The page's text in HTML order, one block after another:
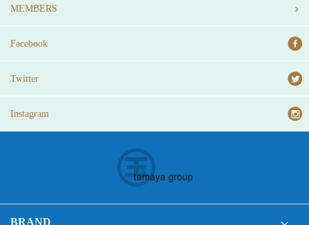
MEMBERS
Facebook
Twitter
Instagram
BRAND